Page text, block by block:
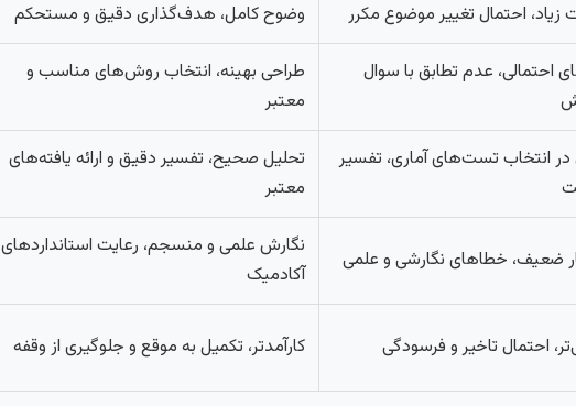
زیاد، احتمال تغییر موضوع مکرر وضوح کامل، هدف‌گذاری دقیق و مستحکم
احتمالی، عدم تطابق با سوال
طراحی بهینه، انتخاب روش‌های مناسب و
معتبر
در انتخاب تست‌های آماری، تفسیر
تحلیل صحیح، تفسیر دقیق و ارائه یافته‌های
معتبر
ضعیف، خطاهای نگارشی و علمی
نگارش علمی و منسجم، رعایت استانداردهای
آکادمیک
احتمال تاخیر و فرسودگی کارآمدتر، تکمیل به موقع و جلوگیری از وقفه